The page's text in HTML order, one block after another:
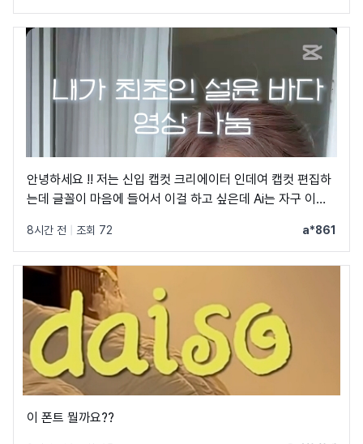
안녕하세요 !! 저는 신입 캡컷 크리에이터 인데여 캡컷 편집하
는데 글꼴이 마음에 들어서 이걸 하고 싶은데 Ai는 자구 이상
이 글꼴 가지고싶어요 ㅠ ㅂ ㅠ
8시간 전 조회 72 a*861
이 폰트 뭘까요??